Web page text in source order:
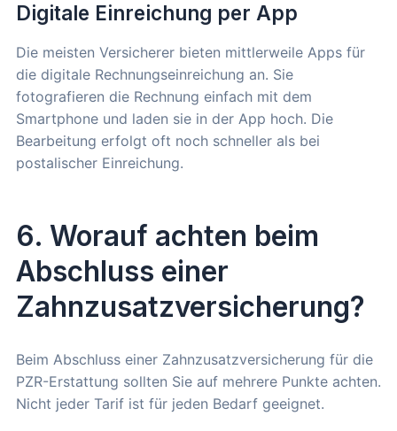
Digitale Einreichung per App
Die meisten Versicherer bieten mittlerweile Apps für
die digitale Rechnungseinreichung an. Sie
fotografieren die Rechnung einfach mit dem
Smartphone und laden sie in der App hoch. Die
Bearbeitung erfolgt oft noch schneller als bei
postalischer Einreichung.
6. Worauf achten beim
Abschluss einer
Zahnzusatzversicherung?
Beim Abschluss einer Zahnzusatzversicherung für die
PZR-Erstattung sollten Sie auf mehrere Punkte achten.
Nicht jeder Tarif ist für jeden Bedarf geeignet.